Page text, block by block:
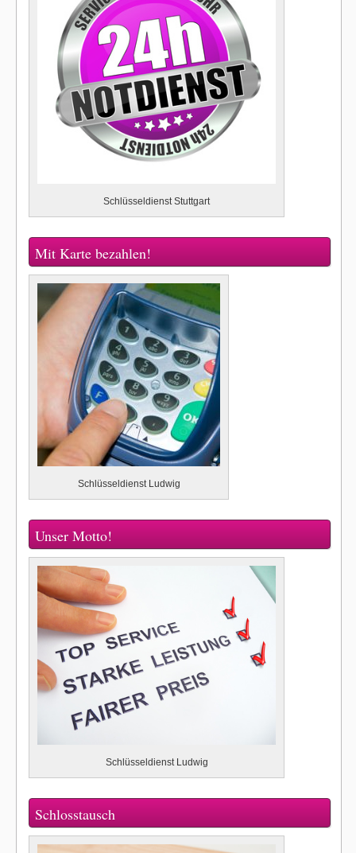
Schlüsseldienst Stuttgart
Mit Karte bezahlen!
Schlüsseldienst Ludwig
Unser Motto!
Schlüsseldienst Ludwig
Schlosstausch